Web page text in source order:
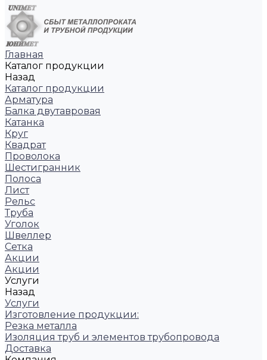
Главная
Каталог продукции
Назад
Каталог продукции
Арматура
Балка двутавровая
Катанка
Круг
Квадрат
Проволока
Шестигранник
Полоса
Лист
Рельс
Труба
Уголок
Швеллер
Сетка
Акции
Акции
Услуги
Назад
Услуги
Изготовление продукции:
Резка металла
Изоляция труб и элементов трубопровода
Доставка